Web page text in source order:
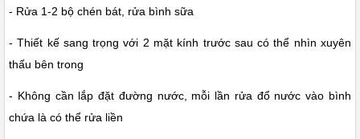
- Rửa 1-2 bộ chén bát, rửa bình sữa
- Thiết kế sang trọng với 2 mặt kính trước sau có thể nhìn xuyên
thấu bên trong
- Không cần lắp đặt đường nước, mỗi lần rửa đổ nước vào bình
chứa là có thể rửa liền